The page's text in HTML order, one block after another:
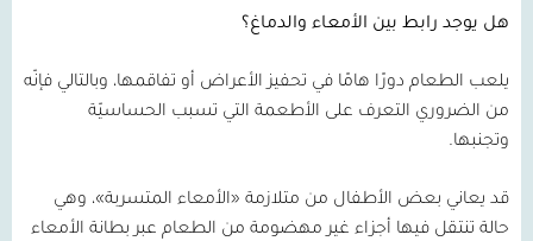
هل يوجد رابط بين الأمعاء والدماغ؟
يلعب الطعام دورًا هامًا في تحفيز الأعراض أو تفاقمها، وبالتالي فإنّه
من الضروري التعرف على الأطعمة التي تسبب الحساسيّة
وتجنبها.
قد يعاني بعض الأطفال من متلازمة «الأمعاء المتسربة»، وهي
حالة تنتقل فيها أجزاء غير مهضومة من الطعام عبر بطانة الأمعاء